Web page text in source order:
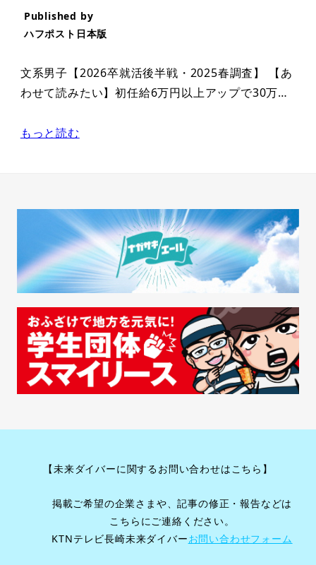
Published by
ハフポスト日本版
文系男子【2026卒就活後半戦・2025春調査】 【あ
わせて読みたい】初任給6万円以上アップで30万…
もっと読む
【未来ダイバーに関するお問い合わせはこちら】
掲載ご希望の企業さまや、記事の修正・報告などは
こちらにご連絡ください。
KTNテレビ長崎未来ダイバーお問い合わせフォーム